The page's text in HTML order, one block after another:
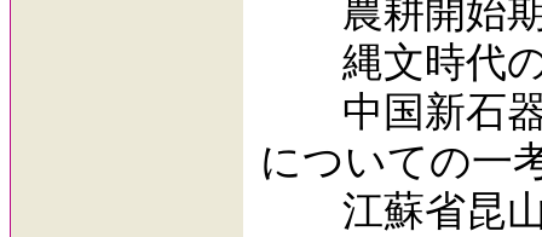
農耕開始期
縄文時代の
中国新石器
についての一
江蘇省昆山